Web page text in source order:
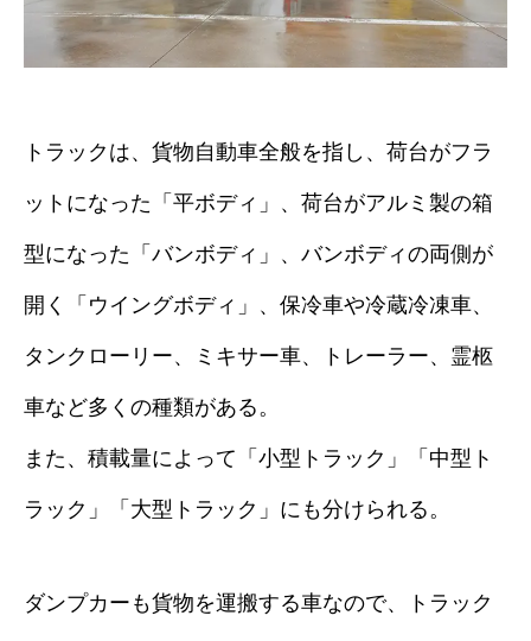
トラックは、貨物自動車全般を指し、荷台がフラ
ットになった「平ボディ」、荷台がアルミ製の箱
型になった「バンボディ」、バンボディの両側が
開く「ウイングボディ」、保冷車や冷蔵冷凍車、
タンクローリー、ミキサー車、トレーラー、霊柩
車など多くの種類がある。
また、積載量によって「小型トラック」「中型ト
ラック」「大型トラック」にも分けられる。
ダンプカーも貨物を運搬する車なので、トラック